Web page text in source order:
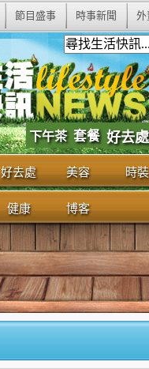
節目盛事 時事新聞 外
下午茶 套餐 好去處
好去處 美容 時裝
健康 博客